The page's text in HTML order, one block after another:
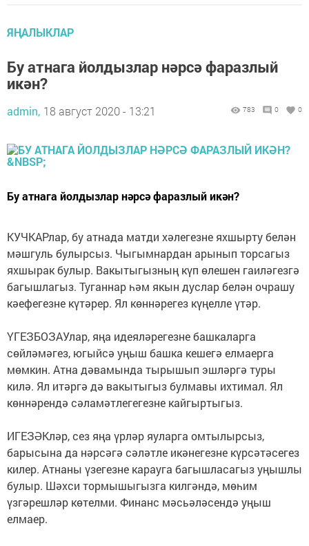
ЯҢАЛЫКЛАР
Бу атнага йолдызлар нәрсә фаразлый
икән?
admin, 18 август 2020 - 13:21 783 0 0
Бу атнага йолдызлар нәрсә фаразлый икән?
КУЧКАРлар, бу атнада матди хәлегезне яхшырту белән
мәшгуль булырсыз. Чыгымнардан арынып торсагыз
яхшырак булыр. Вакытыгызның күп өлешен гаиләгезгә
багышлагыз. Туганнар һәм якын дуслар белән очрашу
кәефегезне күтәрер. Ял көннәрегез күңелле үтәр.
ҮГЕЗБОЗАУлар, яңа идеяләрегезне башкаларга
сөйләмәгез, югыйсә уңыш башка кешегә елмаерга
мөмкин. Атна дәвамында тырышып эшләргә туры
килә. Ял итәргә дә вакытыгыз булмавы ихтимал. Ял
көннәрендә сәламәтлегегезне кайгыртыгыз.
ИГЕЗӘКләр, сез яңа үрләр яуларга омтылырсыз,
барысына да нәрсәгә сәләтле икәнегезне күрсәтәсегез
килер. Атнаны үзегезне карауга багышласагыз уңышлы
булыр. Шәхси тормышыгызга килгәндә, мөһим
үзгәрешләр көтелми. Финанс мәсьәләсендә уңыш
елмаер.